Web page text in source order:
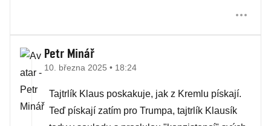
Petr Minář
10. března 2025 • 18:24
Tajtrlík Klaus poskakuje, jak z Kremlu pískají.
Teď pískají zatím pro Trumpa, tajtrlík Klausík